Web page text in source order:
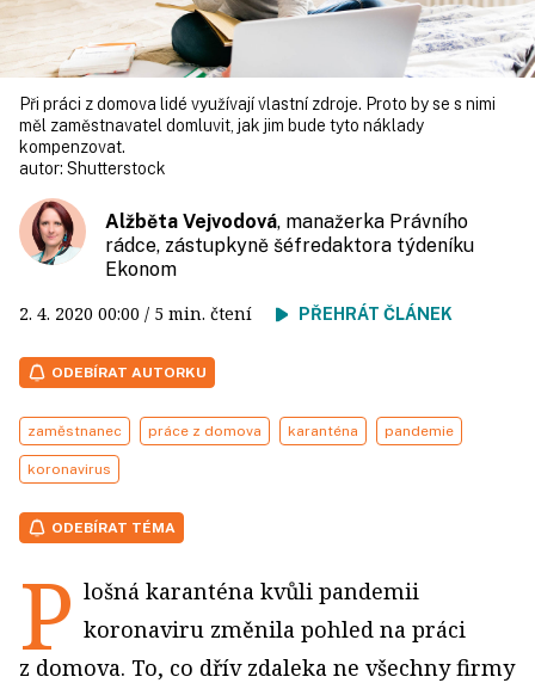
Při práci z domova lidé využívají vlastní zdroje. Proto by se s nimi
měl zaměstnavatel domluvit, jak jim bude tyto náklady
kompenzovat.
autor: Shutterstock
Alžběta Vejvodová, manažerka Právního
rádce, zástupkyně šéfredaktora týdeníku
Ekonom
2. 4. 2020 00:00 / 5 min. čtení PŘEHRÁT ČLÁNEK
ODEBÍRAT AUTORKU
zaměstnanec práce z domova karanténa pandemie
koronavirus
ODEBÍRAT TÉMA
P lošná karanténa kvůli pandemii
koronaviru změnila pohled na práci
z domova. To, co dřív zdaleka ne všechny firmy